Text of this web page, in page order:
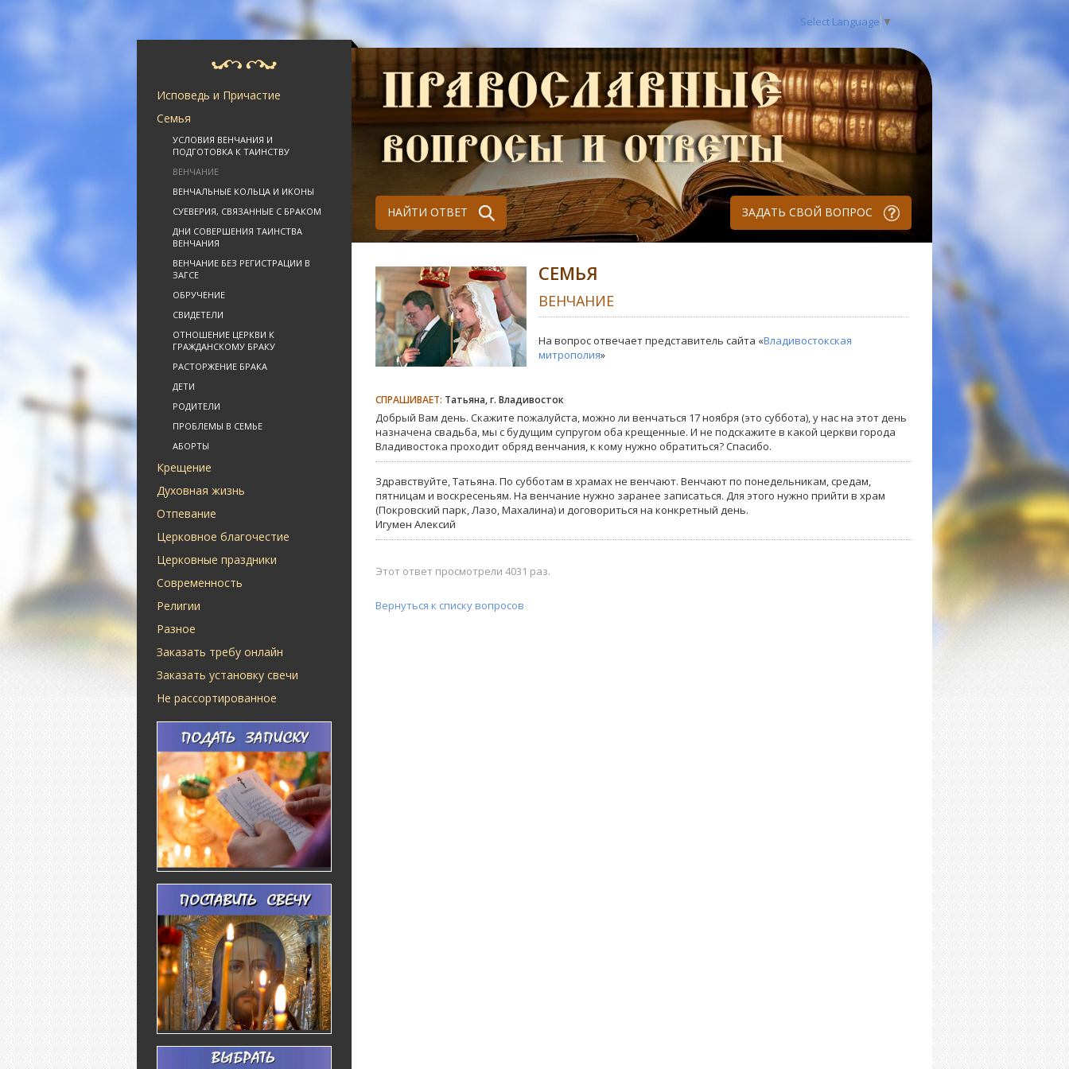
Select Language ▼
Исповедь и Причастие
Семья
УСЛОВИЯ ВЕНЧАНИЯ И
ПОДГОТОВКА К ТАИНСТВУ
ВЕНЧАНИЕ
ВЕНЧАЛЬНЫЕ КОЛЬЦА И ИКОНЫ
СУЕВЕРИЯ, СВЯЗАННЫЕ С БРАКОМ
ДНИ СОВЕРШЕНИЯ ТАИНСТВА
ВЕНЧАНИЯ
ВЕНЧАНИЕ БЕЗ РЕГИСТРАЦИИ В
ЗАГСЕ
ОБРУЧЕНИЕ
СВИДЕТЕЛИ
ОТНОШЕНИЕ ЦЕРКВИ К
ГРАЖДАНСКОМУ БРАКУ
РАСТОРЖЕНИЕ БРАКА
ДЕТИ
РОДИТЕЛИ
ПРОБЛЕМЫ В СЕМЬЕ
АБОРТЫ
Крещение
Духовная жизнь
Отпевание
Церковное благочестие
Церковные праздники
Современность
Религии
Разное
Заказать требу онлайн
Заказать установку свечи
Не рассортированное
НАЙТИ ОТВЕТ ЗАДАТЬ СВОЙ ВОПРОС
СЕМЬЯ
ВЕНЧАНИЕ
На вопрос отвечает представитель сайта «Владивостокская
митрополия»
СПРАШИВАЕТ: Татьяна, г. Владивосток
Добрый Вам день. Скажите пожалуйста, можно ли венчаться 17 ноября (это суббота), у нас на этот день
назначена свадьба, мы с будущим супругом оба крещенные. И не подскажите в какой церкви города
Владивостока проходит обряд венчания, к кому нужно обратиться? Спасибо.
Здравствуйте, Татьяна. По субботам в храмах не венчают. Венчают по понедельникам, средам,
пятницам и воскресеньям. На венчание нужно заранее записаться. Для этого нужно прийти в храм
(Покровский парк, Лазо, Махалина) и договориться на конкретный день.
Игумен Алексий
Этот ответ просмотрели 4031 раз.
Вернуться к списку вопросов